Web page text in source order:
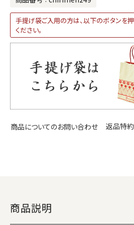
手提げ袋ご入用の方は、以下のボタンを
ください。
商品についてのお問い合わせ 返品特
商品説明